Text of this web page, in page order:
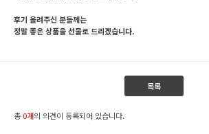
후기 올려주신 분들께는
정말 좋은 상품을 선물로 드리겠습니다.
목록
총 0개의 의견이 등록되어 있습니다.